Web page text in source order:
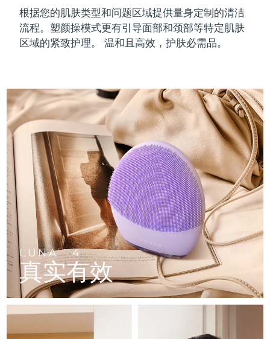
根据您的肌肤类型和问题区域提供量身定制的清洁
流程。塑颜操模式更有引导面部和颈部等特定肌肤
区域的紧致护理。 温和且高效，护肤必需品。
LUNATM4
真实有效
LUNA™ 4 Plus
LUNA™ 4 Men
For men, anti-aging massage
LUNA™ 4 mini
For young skin, T-zone
LUNA™ 4 go
For travel or gym bag
LUNA™ 护肤
Premium cleansers & balm
BEAR™ 2 go
BEAR™ 2 eyes & lips
Microcurrent line smoothing device
面部提拉护理
Premium anti-aging skincare
BEAR™ 设备
All premium facelift devices
补水保湿
UFO™ 3 套装
UFO™ 3 LED
Near-infrared and red light therapy
device
UFO™ 3 mini
Red light therapy device for young skin
UFO™ 3 go
Portable red light therapy
面膜
Rejuvenation & hydration
口腔护理
issa™ 4
issa™ 4 plus
Smart hybrid silicone sonic toothbrush
issa™ 4 smile
Hybrid silicone sonic toothbrush
issa™ 4 baby
For ages 0-3
issa™ Teeth Whitening Set
抗老
FAQ™ 101
Clinical anti-aging
FAQ™ 102
Advanced clinical anti-aging
FAQ™ 103
Luxurious clinical anti-aging set
LED治疗
NEW
FAQ™ 201
LED mask
FAQ™ 202
LED mask
FAQ™ 211
Anti-aging neck & décolleté LED mask
生发
FAQ™ 301
LED hair strengthening scalp massager
FAQ™ Scalp Serum
Scalp recovery probiotic serum
肌肤年轻化
NEW
FAQ™ 501
Full-Spectrum Red Light Therapy
FAQ™ 502
Full-Spectrum Red Light Therapy
保健品
NEW
专业治疗
波斯尼亚和黑塞哥维那 预计送达日期8/13/26
文莱 预计送达日期
加拿大 预计送达日期8/14/26
智利 预计送达日期8/14/26
中国 预计送达日期 8/10/26
哥伦比亚 预计送达日期8/14/26
克罗地亚 预计送达日期8/10/26
塞浦路斯 预计送达日期8/11/26
捷克 预计送达日期
丹麦 预计送达日期8/10/26